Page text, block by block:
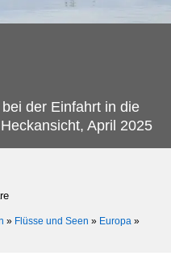
der Einfahrt in die
April 2025
» Flüsse und Seen » Europa »